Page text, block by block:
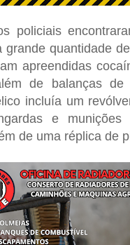
policiais
grande quantidade
apreendidas
de balanças de
incluía um
e munições
de uma réplica de